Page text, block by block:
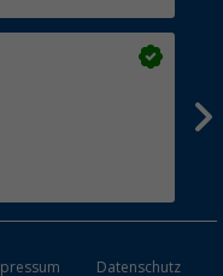
Datenschutz